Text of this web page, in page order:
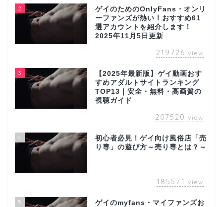
2
ゲイのためのOnlyFans・オンリ
ーファンズが熱い！おすすめ61
選アカウントを紹介します！
2025年11月5日更新
219726 view
3
【2025年最新版】ゲイ動画おす
すめアダルトサイトランキング
TOP13｜安全・無料・高画質の
視聴ガイド
207520 view
4
初心者必見！ゲイ向け風俗店「売
り専」の遊び方～売り専とは？～
185571 view
5
ゲイのmyfans・マイファンズお